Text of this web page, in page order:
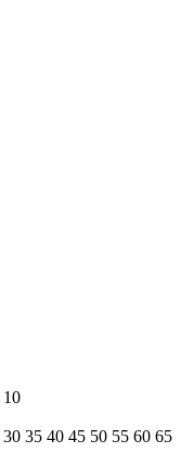
10
30 35 40 45 50 55 60 65